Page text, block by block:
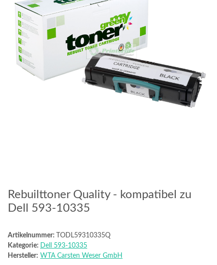
Rebuilttoner Quality - kompatibel zu
Dell 593-10335
Artikelnummer:
TODL59310335Q
Kategorie:
Dell 593-10335
Hersteller: WTA Carsten Weser GmbH